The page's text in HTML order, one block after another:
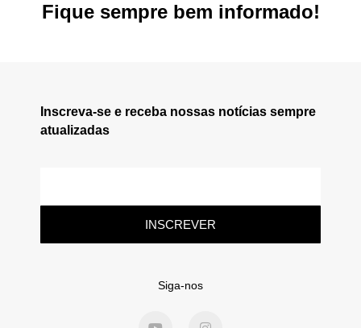
Fique sempre bem informado!
Inscreva-se e receba nossas notícias sempre
atualizadas
INSCREVER
Siga-nos